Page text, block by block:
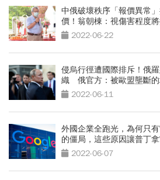
中俄破壞秩序「報價異常
價！翁朝棟：視傷害程度
2022-06-22
侵烏行徑遭國際排斥！俄
織 俄官方：被歐盟壟斷
2022-06-11
外國企業全跑光，為何只
的僵局，這些原因讓普丁
2022-06-07